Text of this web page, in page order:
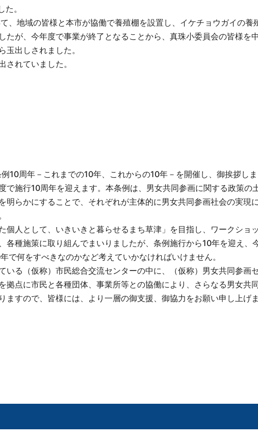
。
、地域の皆様と本市が協働で養殖棚を設置し、イケチョウガイの養
たが、今年度で事業が終了となることから、真珠小委員会の皆様を
出しされました。
れていました。
周年－これまでの10年、これからの10年－を開催し、御挨拶しま
で施行10周年を迎えます。本条例は、男女共同参画に関する政策の
明らかにすることで、それぞれが主体的に男女共同参画社会の実現
個人として、いきいきと暮らせるまち草津」を目指し、ワークショ
各種施策に取り組んでまいりましたが、条例施行から10年を迎え、
で何をすべきなのかなど考えていかなければいけません。
いる（仮称）市民総合交流センターの中に、（仮称）男女共同参画
拠点に市民と各種団体、事業所等との協働により、さらなる男女共
すので、皆様には、より一層の御支援、御協力をお願い申し上げま